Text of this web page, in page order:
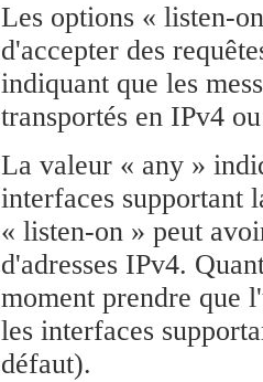
Les options « listen-
d'accepter des
indiquant que les
transportés en IPv4
La valeur « any »
interfaces supportant
« listen-on » peut
d'adresses IPv4.
moment prendre que
les interfaces
défaut).